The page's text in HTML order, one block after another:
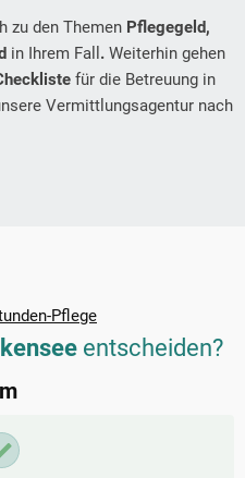
zu den Themen Pflegegeld,
in Ihrem Fall . Weiterhin gehen
für die Betreuung in
Vermittlungsagentur nach
Pflege
entscheiden?